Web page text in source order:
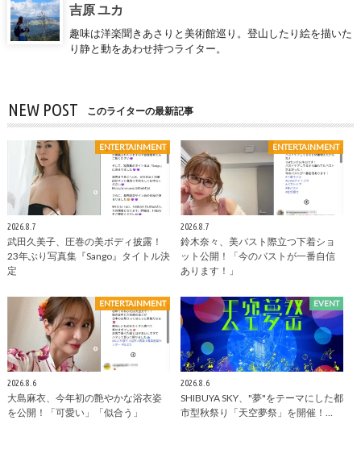
吉原 ユカ
趣味は洋楽聞きあさりと美術館巡り。登山したり絵を描いた
り静と動をあわせ持つライター。
NEW POST このライターの最新記事
ENTERTAINMENT
2026.8.7
武田久美子、圧巻の美ボディ披露！
23年ぶり写真集『Sango』タイトル決
定
ENTERTAINMENT
2026.8.7
鈴木奈々、美バスト際立つ下着ショ
ット公開！「今のバストが一番自信
あります！」
ENTERTAINMENT
2026.8.6
大島麻衣、今年初の艶やかな浴衣姿
を公開！「可愛い」「似合う」
EVENT
2026.8.6
SHIBUYA SKY、"夢"をテーマにした都
市型秋祭り「天空夢祭」を開催！…